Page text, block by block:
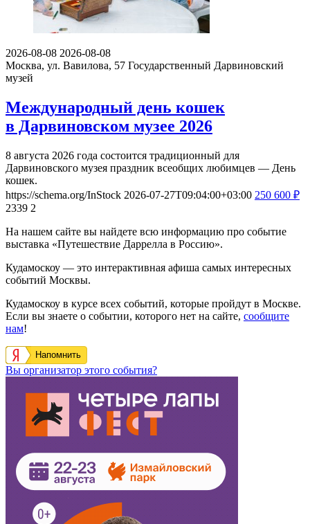
2026-08-08 2026-08-08
Москва, ул. Вавилова, 57 Государственный Дарвиновский
музей
Международный день кошек
в Дарвиновском музее 2026
8 августа 2026 года состоится традиционный для
Дарвиновского музея праздник всеобщих любимцев — День
кошек.
https://schema.org/InStock 2026-07-27T09:04:00+03:00 250 600 ₽
2339 2
На нашем сайте вы найдете всю информацию про событие
выставка «Путешествие Даррелла в Россию».
Кудамоскоу — это интерактивная афиша самых интересных
событий Москвы.
Кудамоскоу в курсе всех событий, которые пройдут в Москве.
Если вы знаете о событии, которого нет на сайте, сообщите
нам!
Напомнить
Вы организатор этого события?